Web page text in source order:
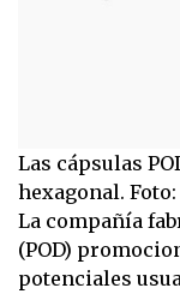
Las cápsulas
hexagonal.
La compañía
(POD)
potenciales